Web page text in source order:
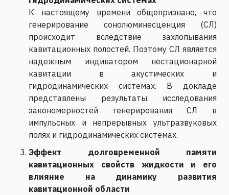
К настоящему времени общепризнано, что
генерирование сонолюминесценция (СЛ)
происходит вследствие захлопывания
кавитационных полостей. Поэтому СЛ является
надежным индикатором нестационарной
кавитации в акустических и
гидродинамических системах. В докладе
представлены результаты исследования
закономерностей генерирования СЛ в
импульсных и непрерывных ультразвуковых
полях и гидродинамических системах.
Эффект долговременной памяти
кавитационных свойств жидкости и его
влияние на динамику развития
кавитационной области